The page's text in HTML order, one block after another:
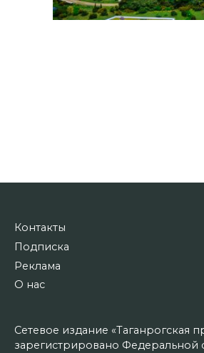
Контакты
Подписка
Реклама
О нас
Сетевое издание «Таганрогская
зарегистрировано Федеральной